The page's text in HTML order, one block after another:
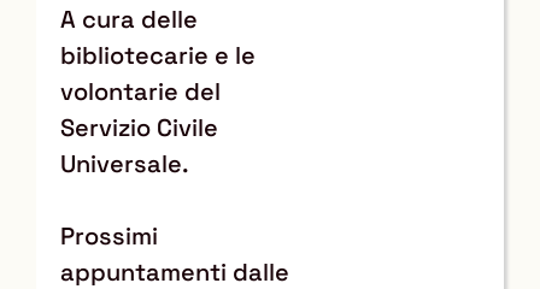
A cura delle
bibliotecarie e le
volontarie del
Servizio Civile
Universale.
Prossimi
appuntamenti dalle